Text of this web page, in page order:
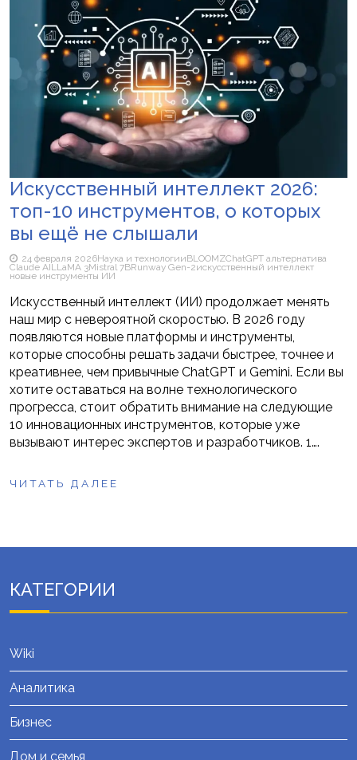
Искусственный интеллект 2026:
топ-10 инструментов, о которых
вы ещё не слышали
24 февраля 2026Наука и технологииBLOOMZChatGPT альтернатива
Claude AILLaMA 3Mistral 7BRunway Gen-2искусственный интеллект
новые инструменты ИИ
Искусственный интеллект (ИИ) продолжает менять
наш мир с невероятной скоростью. В 2026 году
появляются новые платформы и инструменты,
которые способны решать задачи быстрее, точнее и
креативнее, чем привычные ChatGPT и Gemini. Если вы
хотите оставаться на волне технологического
прогресса, стоит обратить внимание на следующие
10 инновационных инструментов, которые уже
вызывают интерес экспертов и разработчиков. 1….
ЧИТАТЬ ДАЛЕЕ
КАТЕГОРИИ
Wiki
Аналитика
Бизнес
Дом и семья